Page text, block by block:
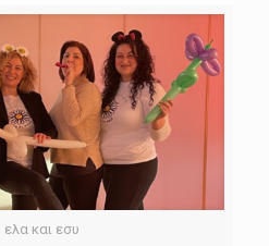
ελα και εσυ